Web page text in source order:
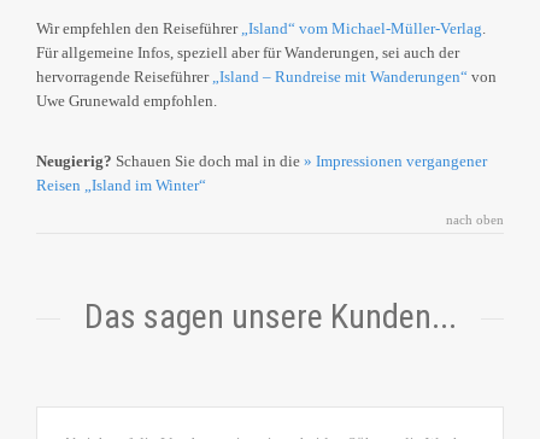
Wir empfehlen den Reiseführer „Island“ vom Michael-Müller-Verlag.
Für allgemeine Infos, speziell aber für Wanderungen, sei auch der
hervorragende Reiseführer „Island – Rundreise mit Wanderungen“ von
Uwe Grunewald empfohlen.
Neugierig? Schauen Sie doch mal in die » Impressionen vergangener
Reisen „Island im Winter“
nach oben
Das sagen unsere Kunden...